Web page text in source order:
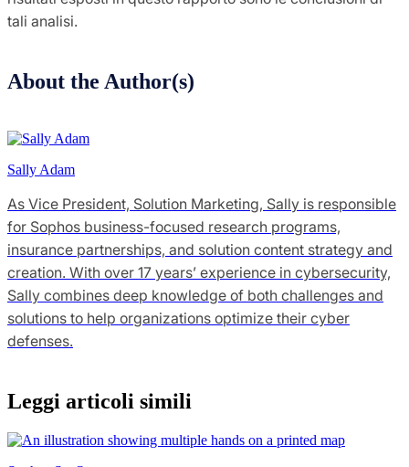
tali analisi.
About the Author(s)
Sally Adam
As Vice President, Solution Marketing, Sally is responsible
for Sophos business-focused research programs,
insurance partnerships, and solution content strategy and
creation. With over 17 years’ experience in cybersecurity,
Sally combines deep knowledge of both challenges and
solutions to help organizations optimize their cyber
defenses.
Leggi articoli simili